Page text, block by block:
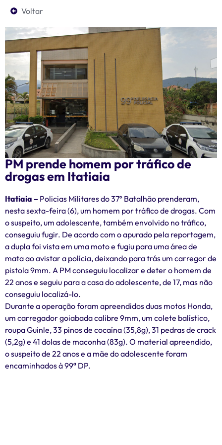
Voltar
PM prende homem por tráfico de
drogas em Itatiaia
Itatiaia – Policias Militares do 37º Batalhão prenderam,
nesta sexta-feira (6), um homem por tráfico de drogas. Com
o suspeito, um adolescente, também envolvido no tráfico,
conseguiu fugir. De acordo com o apurado pela reportagem,
a dupla foi vista em uma moto e fugiu para uma área de
mata ao avistar a polícia, deixando para trás um carregor de
pistola 9mm. A PM conseguiu localizar e deter o homem de
22 anos e seguiu para a casa do adolescente, de 17, mas não
conseguiu localizá-lo.
Durante a operação foram apreendidos duas motos Honda,
um carregador goiabada calibre 9mm, um colete balístico,
roupa Guinle, 33 pinos de cocaína (35,8g), 31 pedras de crack
(5,2g) e 41 dolas de maconha (83g). O material apreendido,
o suspeito de 22 anos e a mãe do adolescente foram
encaminhados à 99ª DP.